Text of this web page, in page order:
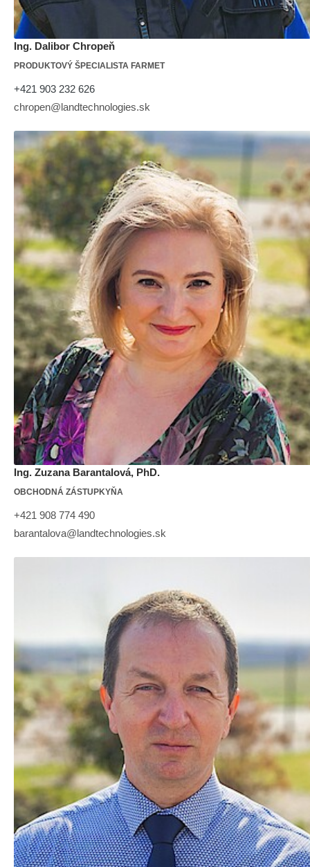
Ing. Dalibor Chropeň
PRODUKTOVÝ ŠPECIALISTA FARMET
+421 903 232 626
chropen@landtechnologies.sk
Ing. Zuzana Barantalová, PhD.
OBCHODNÁ ZÁSTUPKYŇA
+421 908 774 490
barantalova@landtechnologies.sk